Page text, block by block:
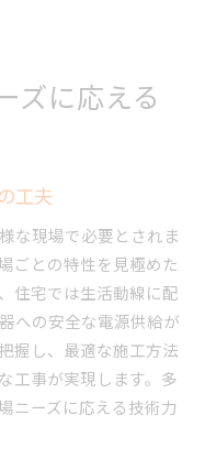
ズに応える
工夫
な現場で必要とされま
ごとの特性を見極めた
住宅では生活動線に配
への安全な電源供給が
握し、最適な施工方法
工事が実現します。多
ニーズに応える技術力